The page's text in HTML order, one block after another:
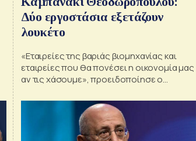
Δύο εργοστάσια εξετάζουν
λουκέτο
«Εταιρείες της βαριάς βιομηχανίας και
εταιρείες που θα πονέσει η οικονομία μας
αν τις χάσουμε», προειδοποίησε ο